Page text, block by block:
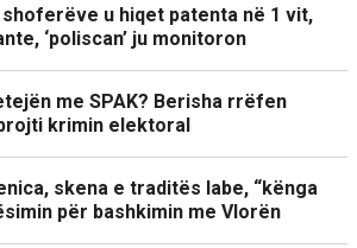
u hiqet patenta në 1 vit,
‘poliscan’ ju monitoron
me SPAK? Berisha rrëfen
krimin elektoral
skena e traditës labe, “kënga
për bashkimin me Vlorën